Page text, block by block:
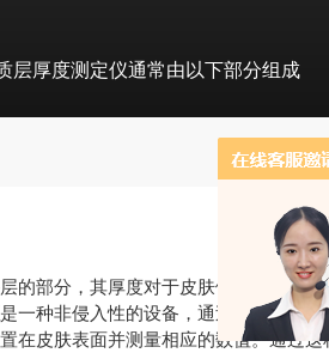
层厚度测定仪通常由以下部分组成
部分，其厚度对于皮肤健康和美观具
是一种非侵入性的设备，通过使用电容
在皮肤表面并测量相应的数值。通过